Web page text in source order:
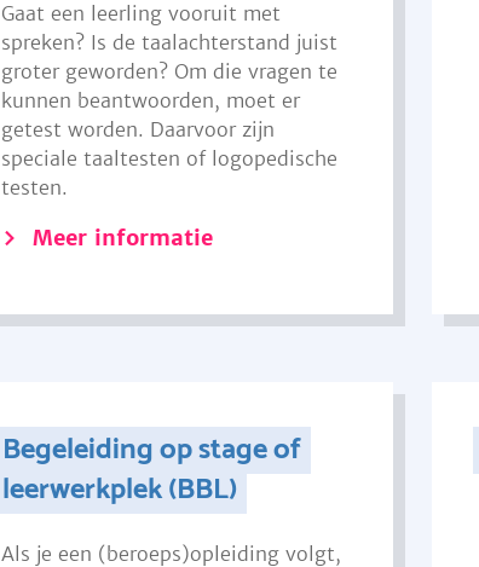
Gaat een leerling vooruit met
spreken? Is de taalachterstand juist
groter geworden? Om die vragen te
kunnen beantwoorden, moet er
getest worden. Daarvoor zijn
speciale taaltesten of logopedische
testen.
Meer informatie
Begeleiding op stage of
leerwerkplek (BBL)
Als je een (beroeps)opleiding volgt,